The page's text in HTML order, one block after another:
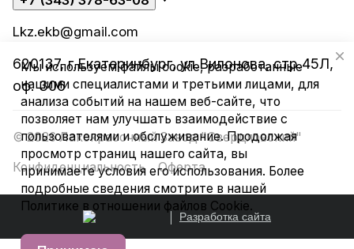
Lkz.ekb@gmail.com
620137, г.Екатеринбург, ул.Вилонова, стр.45Л,
оф. 306
© 2026 Лакокрасочный Завод "Свердловский"
Конфиденциальность
Оферта
Разработка сайта
Мы используем файлы cookie, разработанные
нашими специалистами и третьими лицами, для
анализа событий на нашем веб-сайте, что
позволяет нам улучшать взаимодействие с
пользователями и обслуживание. Продолжая
просмотр страниц нашего сайта, вы
принимаете условия его использования. Более
подробные сведения смотрите в нашей
Политике в отношении файлов Cookie.